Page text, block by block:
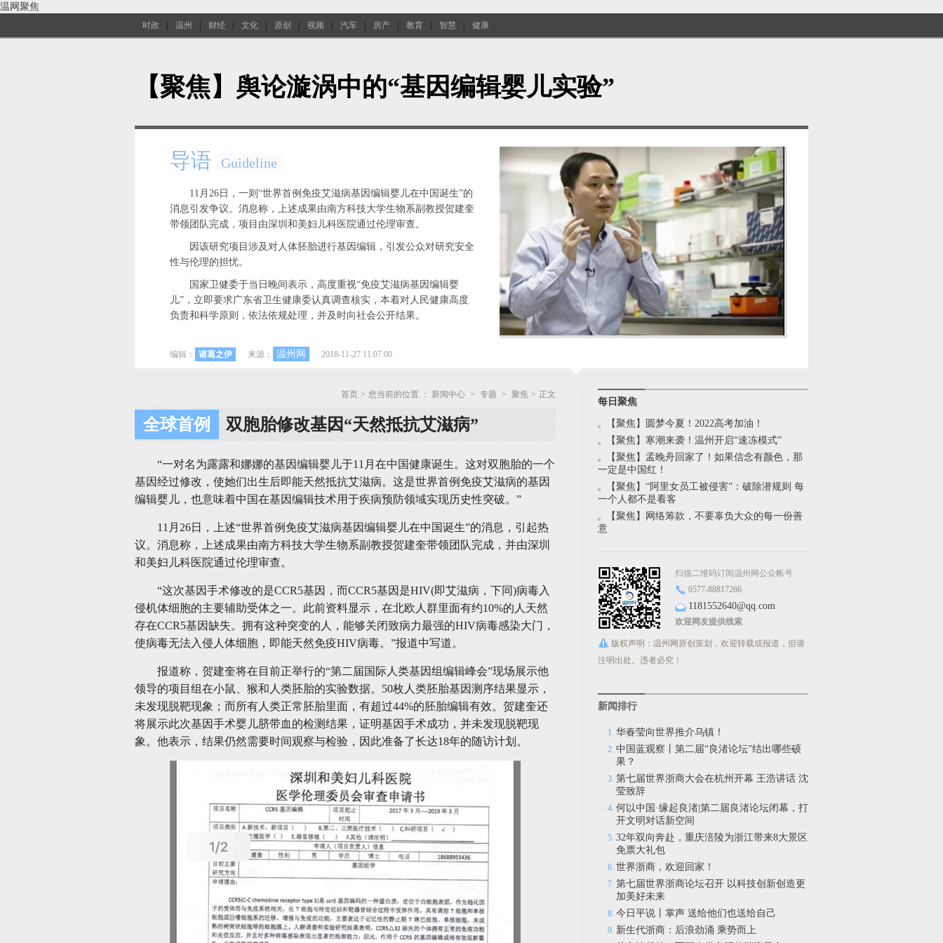
温网聚焦
时政 温州 财经 文化 原创 视频 汽车 房产 教育 智慧 健康
【聚焦】舆论漩涡中的“基因编辑婴儿实验”
导语 Guideline
11月26日，一则“世界首例免疫艾滋病基因编辑婴儿在中国诞生”的
消息引发争议。消息称，上述成果由南方科技大学生物系副教授贺建奎
带领团队完成，项目由深圳和美妇儿科医院通过伦理审查。
因该研究项目涉及对人体胚胎进行基因编辑，引发公众对研究安全
性与伦理的担忧。
国家卫健委于当日晚间表示，高度重视“免疫艾滋病基因编辑婴
儿”，立即要求广东省卫生健康委认真调查核实，本着对人民健康高度
负责和科学原则，依法依规处理，并及时向社会公开结果。
编辑： 诸葛之伊 来源： 温州网 2018-11-27 11:07:00
首页 > 您当前的位置 ： 新闻中心 > 专题 > 聚焦 > 正文
全球首例 双胞胎修改基因“天然抵抗艾滋病”
“一对名为露露和娜娜的基因编辑婴儿于11月在中国健康诞生。这对双胞胎的一个
基因经过修改，使她们出生后即能天然抵抗艾滋病。这是世界首例免疫艾滋病的基因
编辑婴儿，也意味着中国在基因编辑技术用于疾病预防领域实现历史性突破。”
11月26日，上述“世界首例免疫艾滋病基因编辑婴儿在中国诞生”的消息，引起热
议。消息称，上述成果由南方科技大学生物系副教授贺建奎带领团队完成，并由深圳
和美妇儿科医院通过伦理审查。
“这次基因手术修改的是CCR5基因，而CCR5基因是HIV(即艾滋病，下同)病毒入
侵机体细胞的主要辅助受体之一。此前资料显示，在北欧人群里面有约10%的人天然
存在CCR5基因缺失。拥有这种突变的人，能够关闭致病力最强的HIV病毒感染大门，
使病毒无法入侵人体细胞，即能天然免疫HIV病毒。”报道中写道。
报道称，贺建奎将在目前正举行的“第二届国际人类基因组编辑峰会”现场展示他
领导的项目组在小鼠、猴和人类胚胎的实验数据。50枚人类胚胎基因测序结果显示，
未发现脱靶现象；而所有人类正常胚胎里面，有超过44%的胚胎编辑有效。贺建奎还
将展示此次基因手术婴儿脐带血的检测结果，证明基因手术成功，并未发现脱靶现
象。他表示，结果仍然需要时间观察与检验，因此准备了长达18年的随访计划。
每日聚焦
【聚焦】圆梦今夏！2022高考加油！
【聚焦】寒潮来袭！温州开启“速冻模式”
【聚焦】孟晚舟回家了！如果信念有颜色，那
一定是中国红！
【聚焦】“阿里女员工被侵害”：破除潜规则 每
一个人都不是看客
【聚焦】网络筹款，不要辜负大众的每一份善
意
扫描二维码订阅温州网公众帐号
0577-88817266
1181552640@qq.com
欢迎网友提供线索
版权声明：温州网原创策划，欢迎转载或报道，但请
注明出处。违者必究！
新闻排行
华春莹向世界推介乌镇！
中国蓝观察丨第二届“良渚论坛”结出哪些硕
果？
第七届世界浙商大会在杭州开幕 王浩讲话 沈
莹致辞
何以中国·缘起良渚|第二届良渚论坛闭幕，打
开文明对话新空间
32年双向奔赴，重庆涪陵为浙江带来8大景区
免票大礼包
世界浙商，欢迎回家！
第七届世界浙商论坛召开 以科技创新创造更
加美好未来
今日平说丨掌声 送给他们也送给自己
新生代浙商：后浪劲涌 乘势而上